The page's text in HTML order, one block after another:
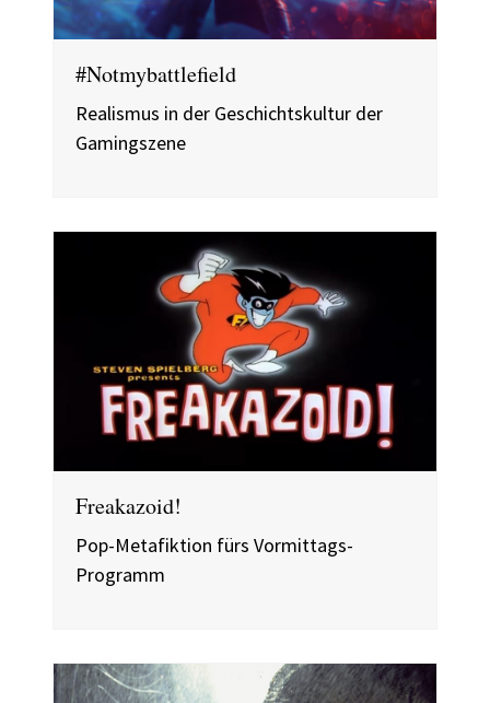
#Notmybattlefield
Realismus in der Geschichtskultur der
Gamingszene
Freakazoid!
Pop-Metafiktion fürs Vormittags-
Programm